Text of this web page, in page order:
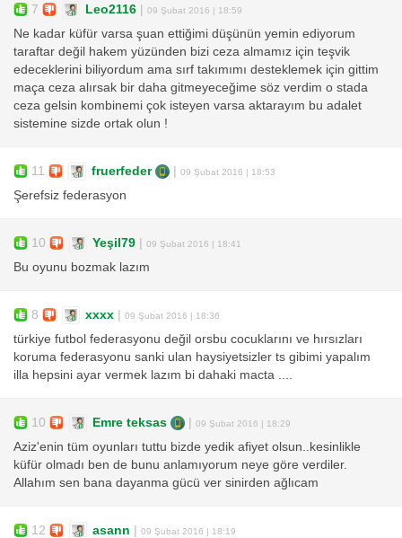
7 Leo2116 09 Şubat 2016 | 18:59
Ne kadar küfür varsa şuan ettiğimi düşünün yemin ediyorum
taraftar değil hakem yüzünden bizi ceza almamız için teşvik
edeceklerini biliyordum ama sırf takımımı desteklemek için gittim
maça ceza alırsak bir daha gitmeyeceğime söz verdim o stada
ceza gelsin kombinemi çok isteyen varsa aktarayım bu adalet
sistemine sizde ortak olun !
11 fruerfeder 09 Şubat 2016 | 18:53
Şerefsiz federasyon
10 Yeşil79 09 Şubat 2016 | 18:41
Bu oyunu bozmak lazım
8 xxxx 09 Şubat 2016 | 18:36
türkiye futbol federasyonu değil orsbu cocuklarını ve hırsızları
koruma federasyonu sanki ulan haysiyetsizler ts gibimi yapalım
illa hepsini ayar vermek lazım bi dahaki macta ....
10 Emre teksas 09 Şubat 2016 | 18:29
Aziz'enin tüm oyunları tuttu bizde yedik afiyet olsun..kesinlikle
küfür olmadı ben de bunu anlamıyorum neye göre verdiler.
Allahım sen bana dayanma gücü ver sinirden ağlıcam
12 asann 09 Şubat 2016 | 18:19